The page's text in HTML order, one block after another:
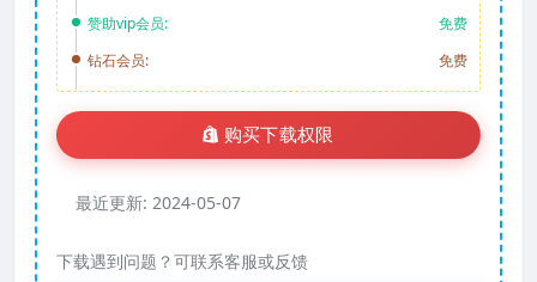
赞助vip会员:
免费
钻石会员:
免费
购买下载权限
最近更新: 2024-05-07
下载遇到问题？可联系客服或反馈